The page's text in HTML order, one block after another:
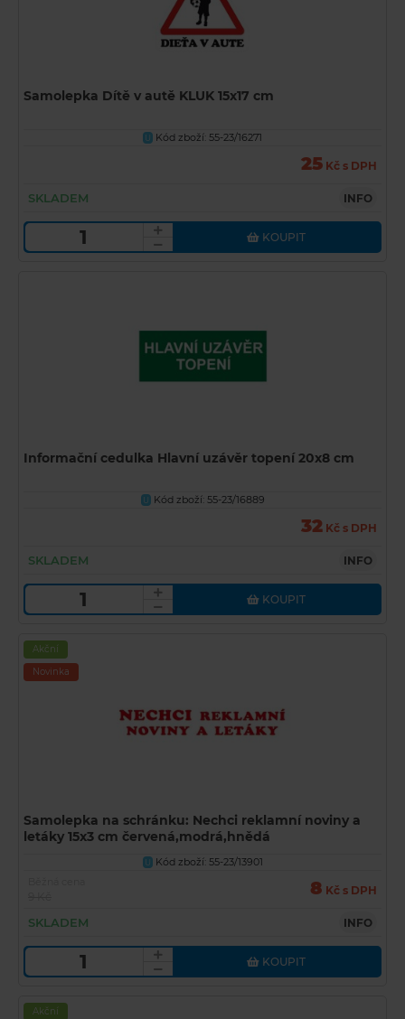
Samolepka Dítě v autě KLUK 15x17 cm
U Kód zboží: 55-23/16271
25 Kč s DPH
SKLADEM INFO
KOUPIT
Informační cedulka Hlavní uzávěr topení 20x8 cm
U Kód zboží: 55-23/16889
32 Kč s DPH
SKLADEM INFO
KOUPIT
Akční
Novinka
Samolepka na schránku: Nechci reklamní noviny a
letáky 15x3 cm červená,modrá,hnědá
U Kód zboží: 55-23/13901
8 Kč s DPH
SKLADEM INFO
KOUPIT
Akční